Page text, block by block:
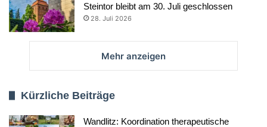
Steintor bleibt am 30. Juli geschlossen
28. Juli 2026
Mehr anzeigen
Kürzliche Beiträge
Wandlitz: Koordination therapeutische